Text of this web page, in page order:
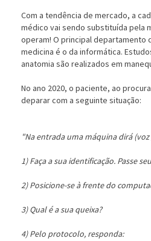
Com a tendência de mercado, a
médico vai sendo substituída pela
operam! O principal departamento
medicina é o da informática.
anatomia são realizados em
No ano 2020, o paciente, ao
deparar com a seguinte situação:
"Na entrada uma máquina dirá (voz
1) Faça a sua identificação. Passe
2) Posicione-se à frente do
3) Qual é a sua queixa?
4) Pelo protocolo, responda: